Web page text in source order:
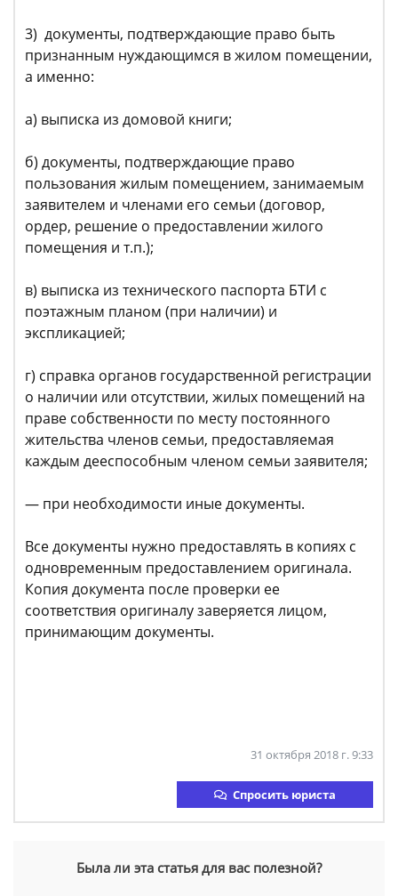
3) документы, подтверждающие право быть
признанным нуждающимся в жилом помещении,
а именно:
а) выписка из домовой книги;
б) документы, подтверждающие право
пользования жилым помещением, занимаемым
заявителем и членами его семьи (договор,
ордер, решение о предоставлении жилого
помещения и т.п.);
в) выписка из технического паспорта БТИ с
поэтажным планом (при наличии) и
экспликацией;
г) справка органов государственной регистрации
о наличии или отсутствии, жилых помещений на
праве собственности по месту постоянного
жительства членов семьи, предоставляемая
каждым дееспособным членом семьи заявителя;
— при необходимости иные документы.
Все документы нужно предоставлять в копиях с
одновременным предоставлением оригинала.
Копия документа после проверки ее
соответствия оригиналу заверяется лицом,
принимающим документы.
31 октября 2018 г. 9:33
Спросить юриста
Была ли эта статья для вас полезной?